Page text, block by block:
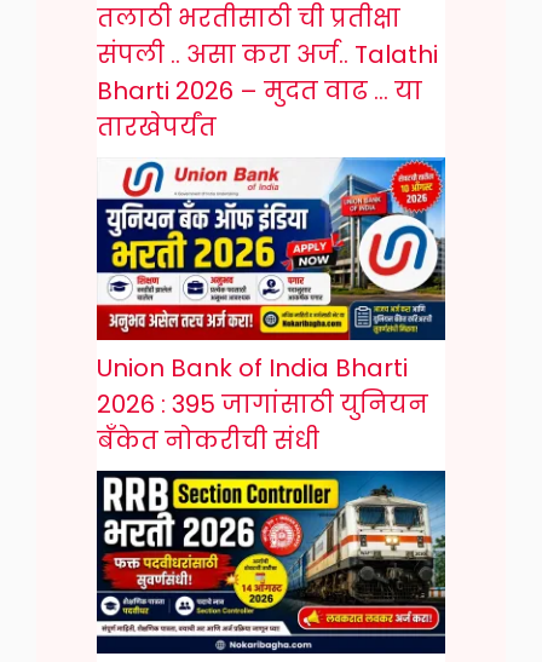
तलाठी भरतीसाठी ची प्रतीक्षा
संपली .. असा करा अर्ज.. Talathi
Bharti 2026 – मुदत वाढ … या
तारखेपर्यंत
Union Bank of India Bharti
2026 : 395 जागांसाठी युनियन
बँकेत नोकरीची संधी